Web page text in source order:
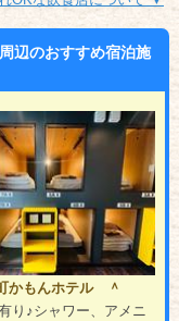
辺のおすすめ宿泊施
かもんホテル ＾
り♪シャワー、アメニ